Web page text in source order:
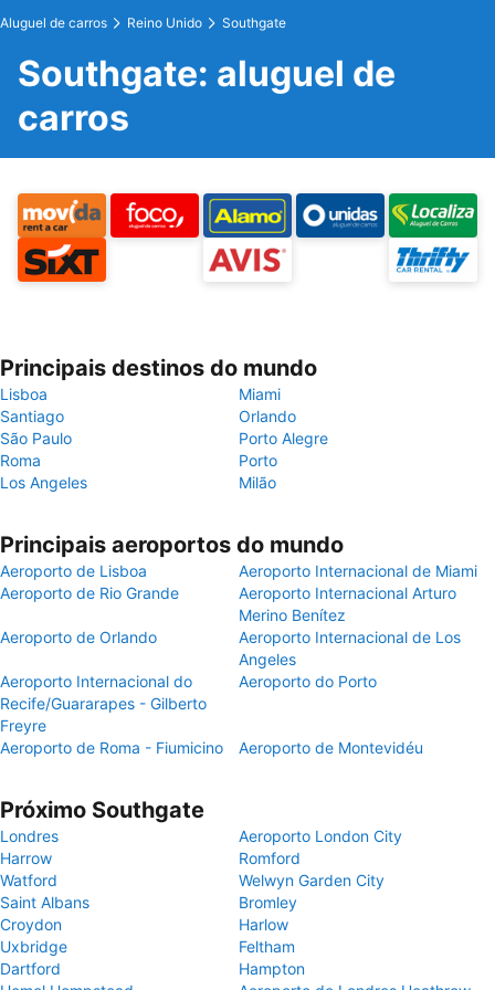
Aluguel de carros Reino Unido Southgate
Southgate: aluguel de
carros
Principais destinos do mundo
Lisboa
Miami
Santiago
Orlando
São Paulo
Porto Alegre
Roma
Porto
Los Angeles
Milão
Principais aeroportos do mundo
Aeroporto de Lisboa
Aeroporto Internacional de Miami
Aeroporto de Rio Grande
Aeroporto Internacional Arturo
Merino Benítez
Aeroporto de Orlando
Aeroporto Internacional de Los
Angeles
Aeroporto Internacional do
Recife/Guararapes - Gilberto
Freyre
Aeroporto do Porto
Aeroporto de Roma - Fiumicino Aeroporto de Montevidéu
Próximo Southgate
Londres
Aeroporto London City
Harrow
Romford
Watford
Welwyn Garden City
Saint Albans
Bromley
Croydon
Harlow
Uxbridge
Feltham
Dartford
Hampton